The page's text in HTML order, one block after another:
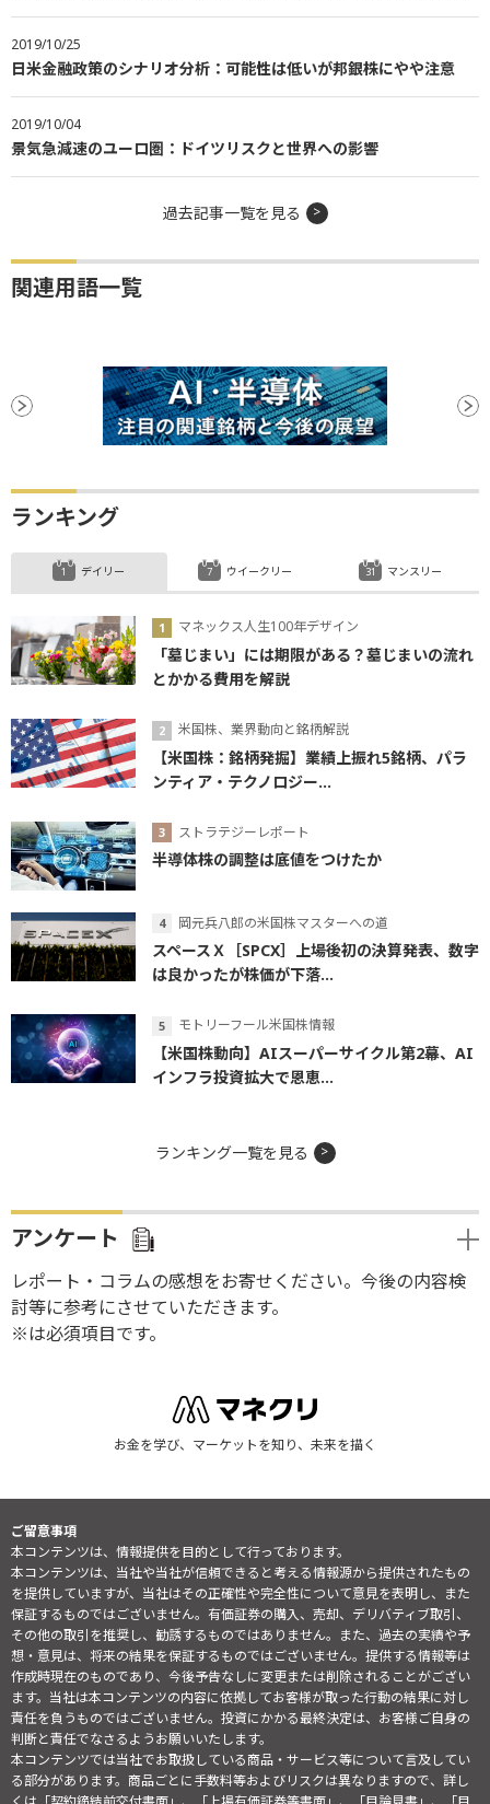
2019/10/25
日米金融政策のシナリオ分析：可能性は低いが邦銀株にやや注意
2019/10/04
景気急減速のユーロ圏：ドイツリスクと世界への影響
過去記事一覧を見る
関連用語一覧
ランキング
デイリー
マネックス人生100年デザイン
「墓じまい」には期限がある？墓じまいの流れ
とかかる費用を解説
米国株、業界動向と銘柄解説
【米国株：銘柄発掘】業績上振れ5銘柄、パラ
ンティア・テクノロジー...
ストラテジーレポート
半導体株の調整は底値をつけたか
岡元兵八郎の米国株マスターへの道
スペースＸ［SPCX］上場後初の決算発表、数字
は良かったが株価が下落...
モトリーフール米国株情報
【米国株動向】AIスーパーサイクル第2幕、AI
インフラ投資拡大で恩恵...
ウイークリー マンスリー
ランキング一覧を見る
アンケート
レポート・コラムの感想をお寄せください。今後の内容検
討等に参考にさせていただきます。
※は必須項目です。
お金を学び、マーケットを知り、未来を描く
ご留意事項
本コンテンツは、情報提供を目的として行っております。
本コンテンツは、当社や当社が信頼できると考える情報源から提供されたもの
を提供していますが、当社はその正確性や完全性について意見を表明し、また
保証するものではございません。有価証券の購入、売却、デリバティブ取引、
その他の取引を推奨し、勧誘するものではありません。また、過去の実績や予
想・意見は、将来の結果を保証するものではございません。提供する情報等は
作成時現在のものであり、今後予告なしに変更または削除されることがござい
ます。当社は本コンテンツの内容に依拠してお客様が取った行動の結果に対し
責任を負うものではございません。投資にかかる最終決定は、お客様ご自身の
判断と責任でなさるようお願いいたします。
本コンテンツでは当社でお取扱している商品・サービス等について言及してい
る部分があります。商品ごとに手数料等およびリスクは異なりますので、詳し